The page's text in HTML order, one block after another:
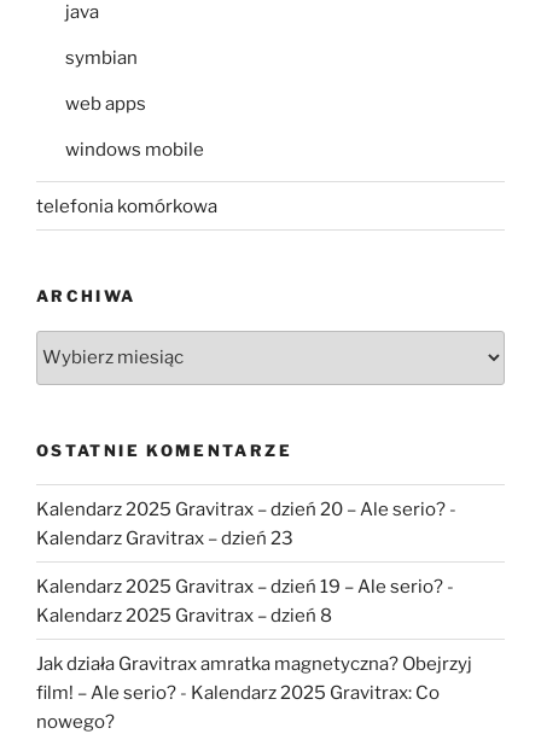
java
symbian
web apps
windows mobile
telefonia komórkowa
ARCHIWA
OSTATNIE KOMENTARZE
Kalendarz 2025 Gravitrax – dzień 20 – Ale serio? -
Kalendarz Gravitrax – dzień 23
Kalendarz 2025 Gravitrax – dzień 19 – Ale serio? -
Kalendarz 2025 Gravitrax – dzień 8
Jak działa Gravitrax amratka magnetyczna? Obejrzyj
film! – Ale serio? - Kalendarz 2025 Gravitrax: Co
nowego?